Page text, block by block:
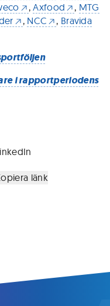
,Axfood , MTG
, NCC , Bravida
i rapportperiodens
länk